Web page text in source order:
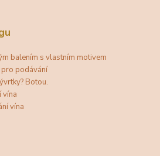
balením s vlastním motivem
podávání
Botou.
vína
vína